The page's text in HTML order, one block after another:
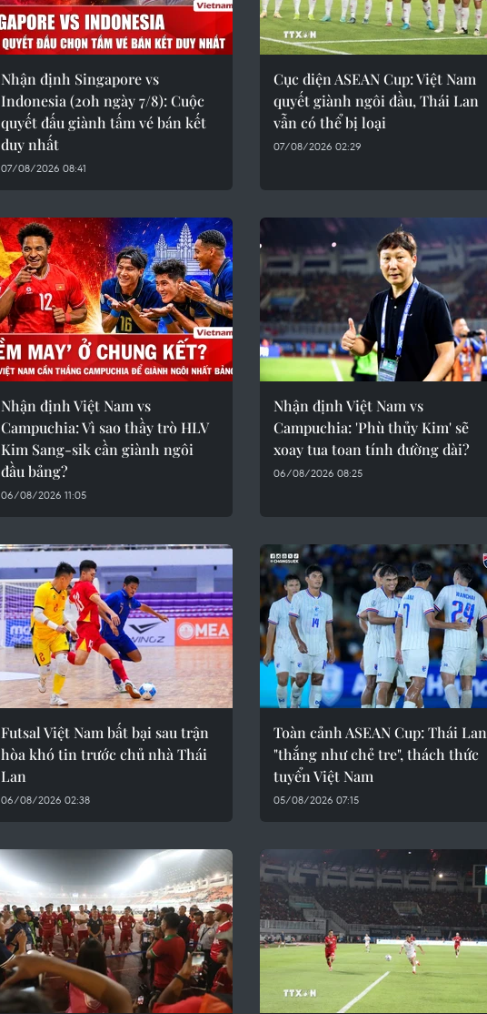
Nhận định Singapore vs
Indonesia (20h ngày 7/8): Cuộc
quyết đấu giành tấm vé bán kết
duy nhất
07/08/2026 08:41
Cục diện ASEAN Cup: Việt Nam
quyết giành ngôi đầu, Thái Lan
vẫn có thể bị loại
07/08/2026 02:29
Nhận định Việt Nam vs
Campuchia: Vì sao thầy trò HLV
Kim Sang-sik cần giành ngôi
đầu bảng?
06/08/2026 11:05
Nhận định Việt Nam vs
Campuchia: 'Phù thủy Kim' sẽ
xoay tua toan tính đường dài?
06/08/2026 08:25
Futsal Việt Nam bất bại sau trận
hòa khó tin trước chủ nhà Thái
Lan
06/08/2026 02:38
Toàn cảnh ASEAN Cup: Thái Lan
"thắng như chẻ tre", thách thức
tuyển Việt Nam
05/08/2026 07:15